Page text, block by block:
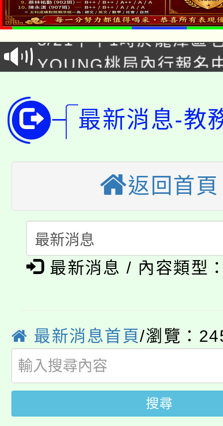
「本色祭」8/29、30在
場熱烈登場!
8/21下午1時於龍潭區
徵才活動。
YOUNG桃局內行報名
開!
115年桃園市運動會8/
田徑場及游泳池舉行。
桃園市低收入戶享有免
視費優惠，中低收入戶
半價優惠，詳情可洽有
者。
份教師增能研習
大溪自造教育及科技
份教師研習
會
115年食農教育專業人
程
「本色祭」8/29、30在
8/21下午1時於龍潭區
局官網。
8月14至27日，桃園電
開!
115年桃園市運動會8/
田徑場及游泳池舉行。
桃園市低收入戶享有免
視費優惠，中低收入戶
大園自造教育及科技
最新消息-教
返回首頁
最新消息 / 內容類型
最新消息首頁/瀏覽：
搜尋